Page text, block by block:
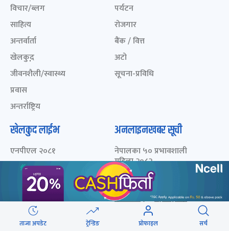
ताजा अपडेट ट्रेन्डिङ प्रोफाइल सर्च
विचार/ब्लग
साहित्य
अन्तर्वार्ता
खेलकुद़़
जीवनशैली/स्वास्थ्य
प्रवास
अन्तर्राष्ट्रिय
पर्यटन
रोजगार
बैंक / वित्त
अटो
सूचना-प्रविधि
खेलकुद लाईभ
एनपीएल २०८१
ICC Men T20 World Cup
2024
IPL 2024
Aaha RARA Pokhara
gold cup
अनलाइनखबर सूची
नेपालका ५० प्रभावशाली
महिला २०८२
नेपालका ५० प्रभावशाली
महिला २०८१
नेपालका ५० प्रभावशाली
महिला २०८०